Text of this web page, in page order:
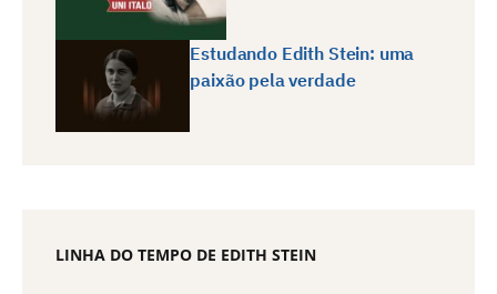
Estudando Edith Stein: uma
paixão pela verdade
LINHA DO TEMPO DE EDITH STEIN